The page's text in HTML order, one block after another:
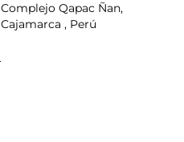
Complejo Qapac Ñan,
Cajamarca , Perú